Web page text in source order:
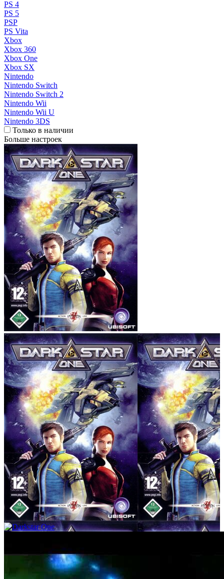
PS 4
PS 5
PSP
PS Vita
Xbox
Xbox 360
Xbox One
Xbox SX
Nintendo
Nintendo Switch
Nintendo Switch 2
Nintendo Wii
Nintendo Wii U
Nintendo 3DS
Только в наличии
Больше настроек